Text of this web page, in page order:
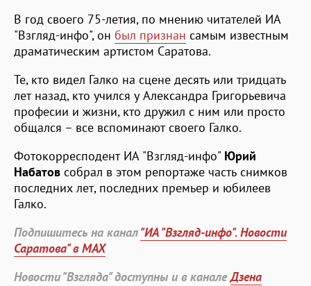
В год своего 75-летия, по мнению читателей ИА
"Взгляд-инфо", он был признан самым известным
драматическим артистом Саратова.
Те, кто видел Галко на сцене десять или тридцать
лет назад, кто учился у Александра Григорьевича
професии и жизни, кто дружил с ним или просто
общался – все вспоминают своего Галко.
Фотокорресподент ИА "Взгляд-инфо" Юрий
Набатов собрал в этом репортаже часть снимков
последних лет, последних премьер и юбилеев
Галко.
Подпишитесь на канал"ИА "Взгляд-инфо". Новости
Саратова" в MAX
Новости "Взгляда" доступны и в каналеДзена